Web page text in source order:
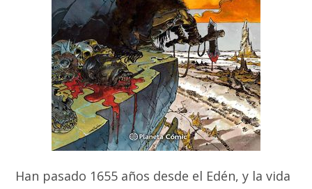
Han pasado 1655 años desde el Edén, y la vida